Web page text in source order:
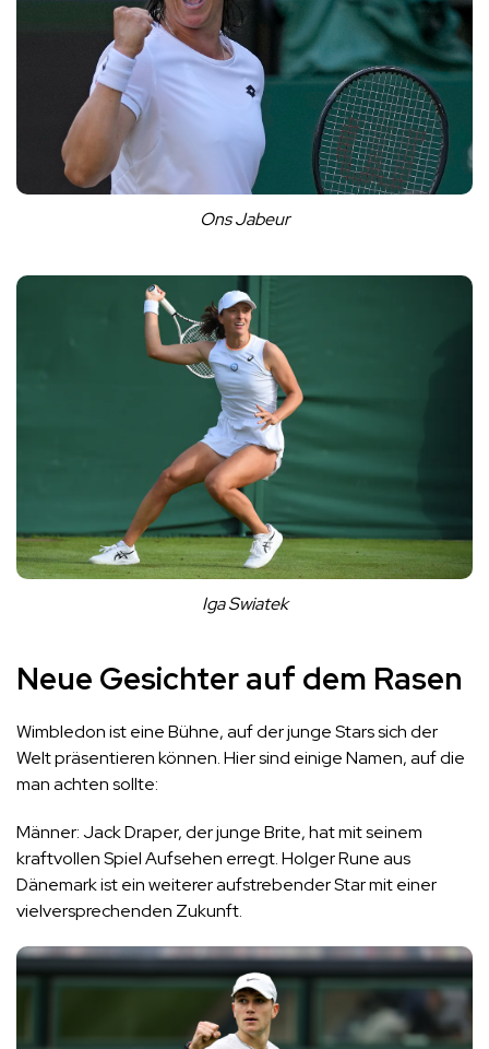
Ons Jabeur
Iga Swiatek
Neue Gesichter auf dem Rasen
Wimbledon ist eine Bühne, auf der junge Stars sich der
Welt präsentieren können. Hier sind einige Namen, auf die
man achten sollte:
Männer: Jack Draper, der junge Brite, hat mit seinem
kraftvollen Spiel Aufsehen erregt. Holger Rune aus
Dänemark ist ein weiterer aufstrebender Star mit einer
vielversprechenden Zukunft.